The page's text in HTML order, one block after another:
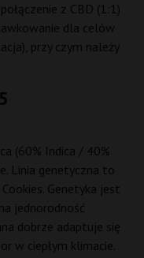
z CBD (1:1)
dla celów
przy czym należy
(60% Indica / 40%
Linia genetyczna to
Genetyka jest
jednorodność
dobrze adaptuje się
w ciepłym klimacie.